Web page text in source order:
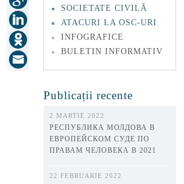
SOCIETATE CIVILĂ
ATACURI LA OSC-URI
INFOGRAFICE
BULETIN INFORMATIV
Publicații recente
2 MARTIE 2022
РЕСПУБЛИКА МОЛДОВА В
ЕВРОПЕЙСКОМ СУДЕ ПО
ПРАВАМ ЧЕЛОВЕКА В 2021
22 FEBRUARIE 2022